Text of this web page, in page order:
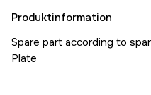
Produktinformation
Spare part according to
Plate